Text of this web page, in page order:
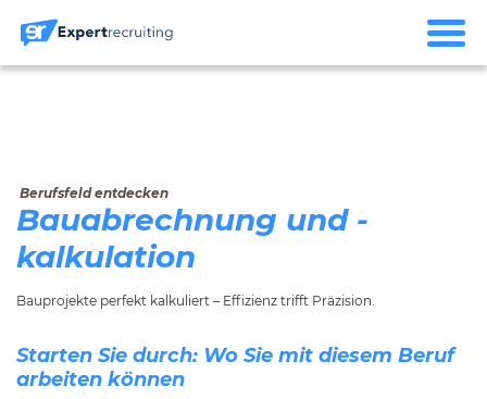
Berufsfeld entdecken
Bauabrechnung und -
kalkulation
Bauprojekte perfekt kalkuliert – Effizienz trifft Präzision.
Starten Sie durch: Wo Sie mit diesem Beruf
arbeiten können